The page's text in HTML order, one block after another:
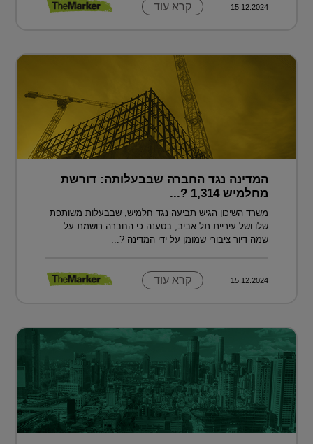
15.12.2024 קרא עוד
המדינה נגד החברה שבבעלותה: דורשת
מחלמיש 1,314 ?...
משרד השיכון הגיש תביעה נגד חלמיש, שבבעלות משותפת
שלו ושל עיריית תל אביב, בטענה כי החברה רושמת על
שמה דיור ציבורי שמומן על ידי המדינה ?...
15.12.2024 קרא עוד